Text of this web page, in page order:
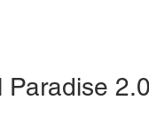
Paradise